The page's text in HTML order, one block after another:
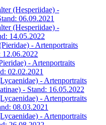
(Hesperiidae) -
06.09.2021
(Hesperiidae) -
14.05.2022
- Artenportraits
12.06.2022
- Artenportraits
02.02.2021
- Artenportraits
- Stand: 16.05.2022
- Artenportraits
08.03.2021
- Artenportraits